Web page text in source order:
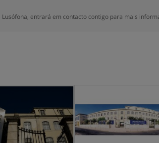
entrará em contacto contigo para mais